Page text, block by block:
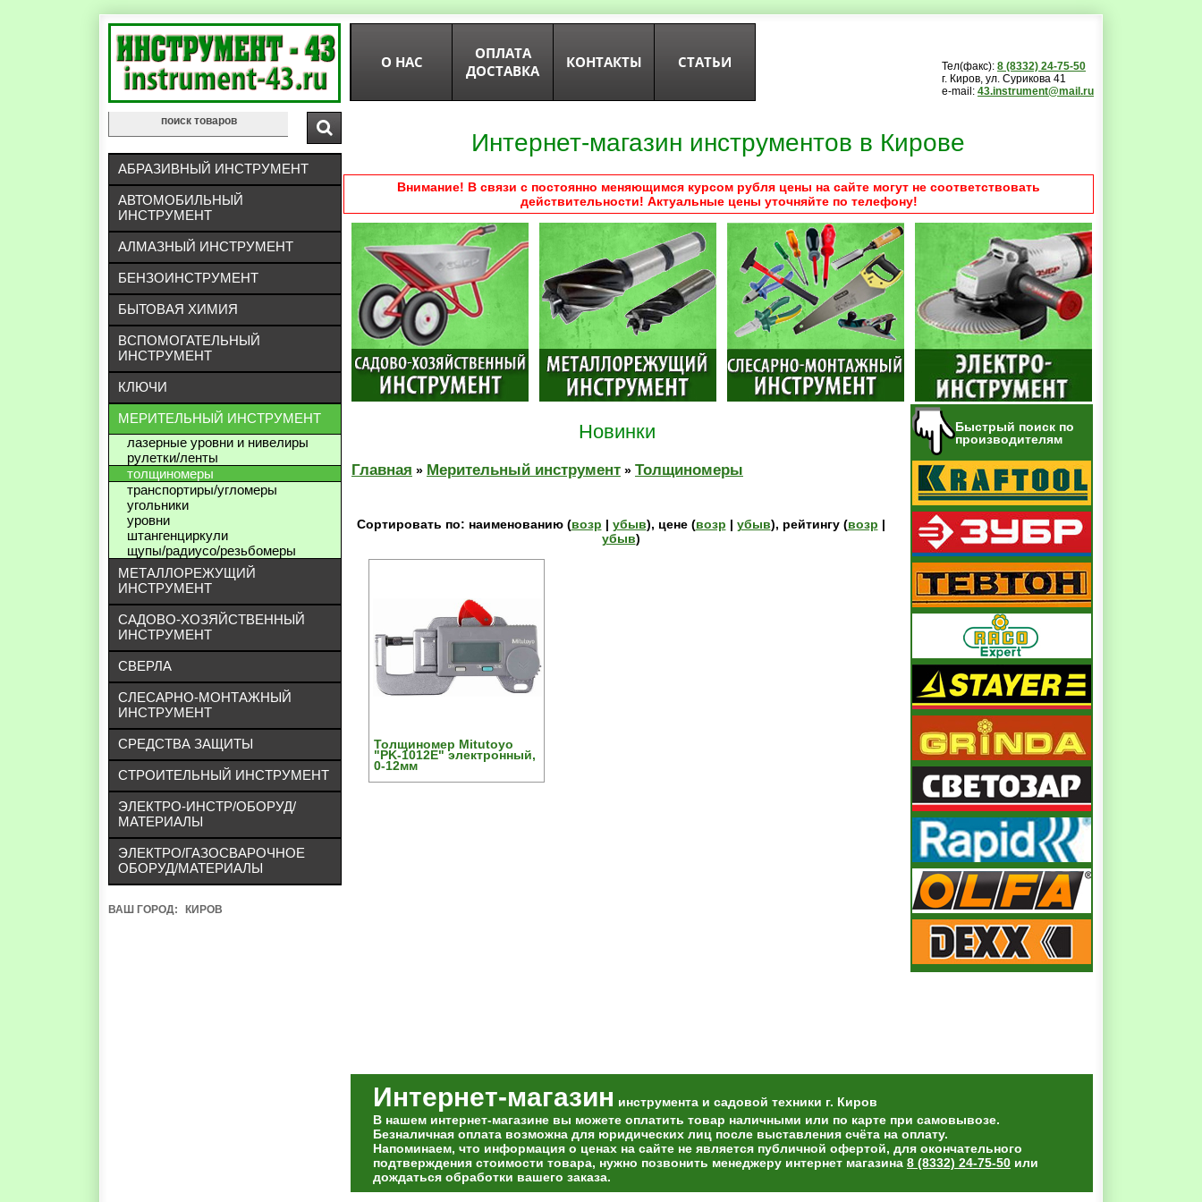
О НАС
ОПЛАТА
ДОСТАВКА
КОНТАКТЫ СТАТЬИ Тел(факс): 8 (8332) 24-75-50
г. Киров, ул. Сурикова 41
e-mail: 43.instrument@mail.ru
АБРАЗИВНЫЙ ИНСТРУМЕНТ
АВТОМОБИЛЬНЫЙ
ИНСТРУМЕНТ
АЛМАЗНЫЙ ИНСТРУМЕНТ
БЕНЗОИНСТРУМЕНТ
БЫТОВАЯ ХИМИЯ
ВСПОМОГАТЕЛЬНЫЙ
ИНСТРУМЕНТ
КЛЮЧИ
МЕРИТЕЛЬНЫЙ ИНСТРУМЕНТ
лазерные уровни и нивелиры
рулетки/ленты
толщиномеры
транспортиры/угломеры
угольники
уровни
штангенциркули
щупы/радиусо/резьбомеры
МЕТАЛЛОРЕЖУЩИЙ
ИНСТРУМЕНТ
САДОВО-ХОЗЯЙСТВЕННЫЙ
ИНСТРУМЕНТ
СВЕРЛА
СЛЕСАРНО-МОНТАЖНЫЙ
ИНСТРУМЕНТ
СРЕДСТВА ЗАЩИТЫ
СТРОИТЕЛЬНЫЙ ИНСТРУМЕНТ
ЭЛЕКТРО-ИНСТР/ОБОРУД/
МАТЕРИАЛЫ
ЭЛЕКТРО/ГАЗОСВАРОЧНОЕ
ОБОРУД/МАТЕРИАЛЫ
ВАШ ГОРОД: КИРОВ
Интернет-магазин инструментов в Кирове
Внимание! В связи с постоянно меняющимся курсом рубля цены на сайте могут не соответствовать
действительности! Актуальные цены уточняйте по телефону!
Быстрый поиск по
производителям
Новинки
Главная » Мерительный инструмент » Толщиномеры
Сортировать по: наименованию (возр | убыв), цене (возр | убыв), рейтингу (возр |
убыв)
Толщиномер Mitutoyo
"PK-1012E" электронный,
0-12мм
Интернет-магазин инструмента и садовой техники г. Киров
В нашем интернет-магазине вы можете оплатить товар наличными или по карте при самовывозе.
Безналичная оплата возможна для юридических лиц после выставления счёта на оплату.
Напоминаем, что информация о ценах на сайте не является публичной офертой, для окончательного
подтверждения стоимости товара, нужно позвонить менеджеру интернет магазина 8 (8332) 24-75-50 или
дождаться обработки вашего заказа.